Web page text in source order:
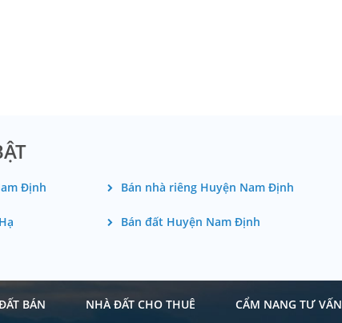
Định Bán nhà riêng Huyện Nam Định
Bán đất Huyện Nam Định
BÁN NHÀ ĐẤT CHO THUÊ CẨM NANG TƯ VẤN